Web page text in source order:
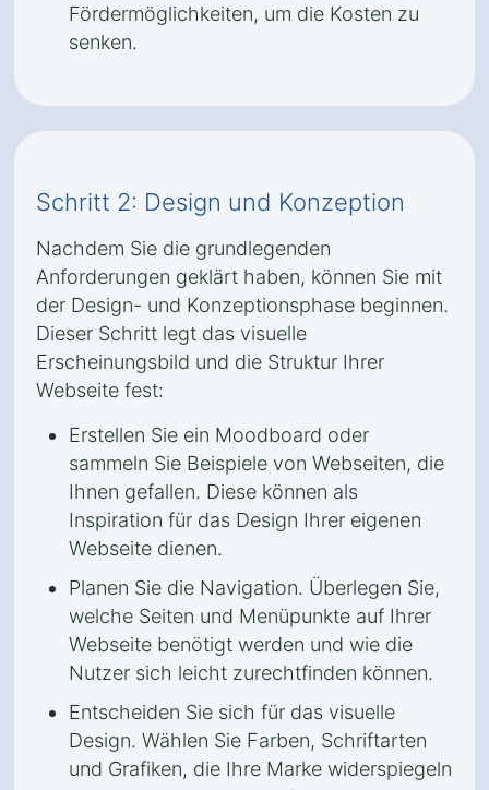
Fördermöglichkeiten, um die Kosten zu
senken.
Schritt 2: Design und Konzeption
Nachdem Sie die grundlegenden
Anforderungen geklärt haben, können Sie mit
der Design- und Konzeptionsphase beginnen.
Dieser Schritt legt das visuelle
Erscheinungsbild und die Struktur Ihrer
Webseite fest:
Erstellen Sie ein Moodboard oder
sammeln Sie Beispiele von Webseiten, die
Ihnen gefallen. Diese können als
Inspiration für das Design Ihrer eigenen
Webseite dienen.
Planen Sie die Navigation. Überlegen Sie,
welche Seiten und Menüpunkte auf Ihrer
Webseite benötigt werden und wie die
Nutzer sich leicht zurechtfinden können.
Entscheiden Sie sich für das visuelle
Design. Wählen Sie Farben, Schriftarten
und Grafiken, die Ihre Marke widerspiegeln